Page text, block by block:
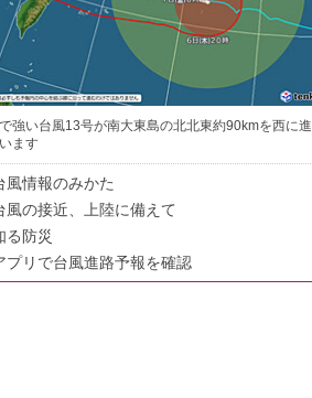
強い台風13号が南大東島の北北東約90kmを西に進
ます
風情報のみかた
風の接近、上陸に備えて
る防災
プリで台風進路予報を確認